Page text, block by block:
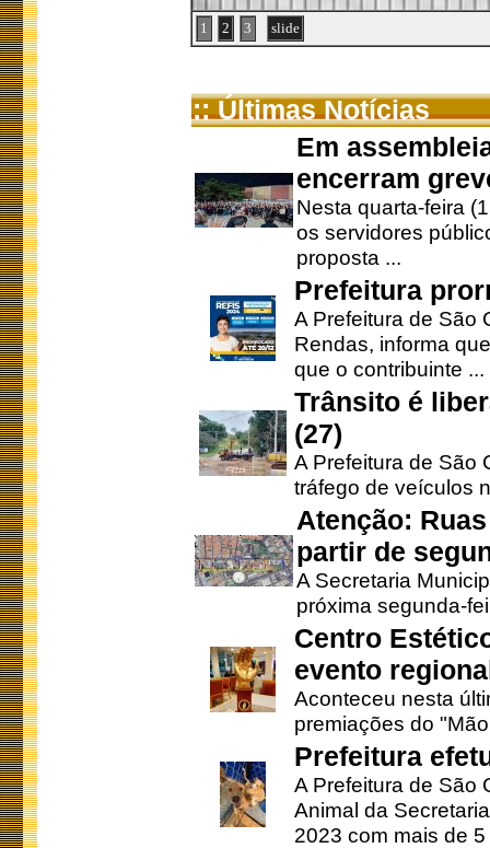
1 2 3 slide
:: Últimas Notícias
Em
encerram
Nesta quarta-feira
os servidores
proposta ...
Prefeitura
A Prefeitura de São
Rendas, informa
que o contribuinte ...
Trânsito é
(27)
A Prefeitura de São
tráfego de veículos
Atenção:
partir de
A Secretaria
próxima segunda-
Centro
evento
Aconteceu nesta
premiações do
Prefeitura
A Prefeitura de São
Animal da
2023 com mais de 5